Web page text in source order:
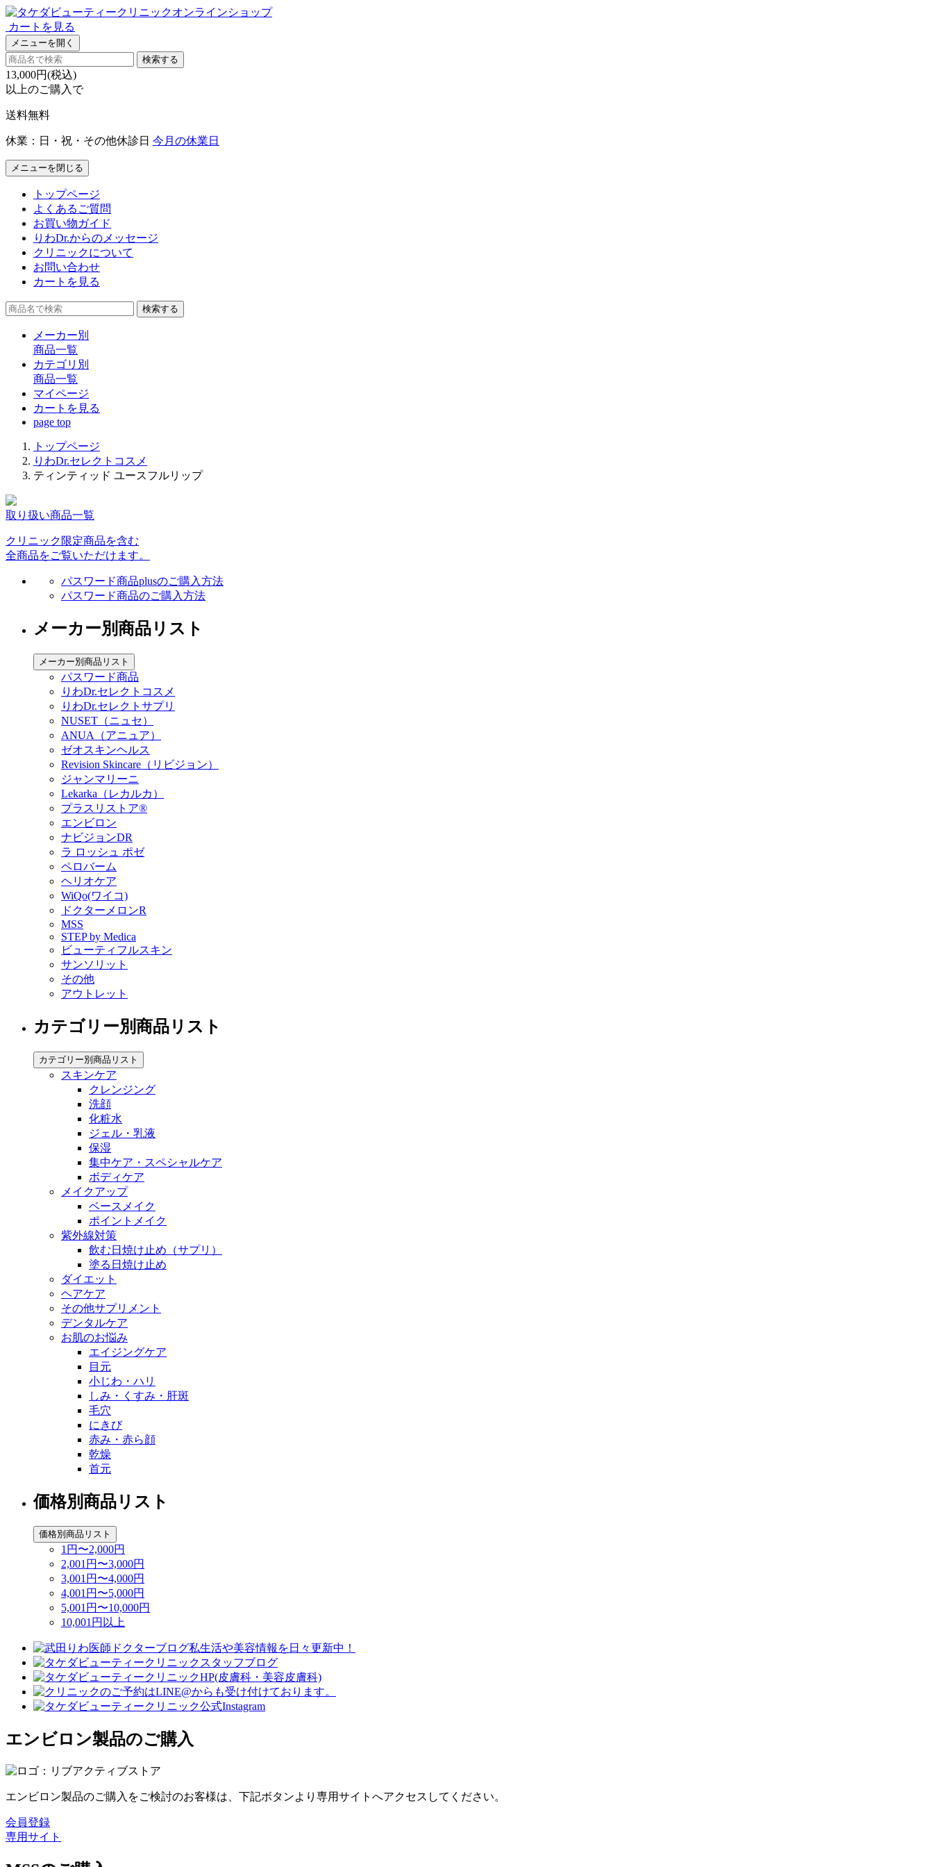
カートを見る
メニューを開く
検索する
13,000円(税込)
以上のご購入で
送料無料
休業：日・祝・その他休診日 今月の休業日
メニューを閉じる
トップページ
よくあるご質問
お買い物ガイド
りわDr.からのメッセージ
クリニックについて
お問い合わせ
カートを見る
検索する
メーカー別
商品一覧
カテゴリ別
商品一覧
マイページ
カート を見る
page top
トップページ
りわDr.セレクトコスメ
ティンティッド ユースフルリップ
取り扱い商品一覧
クリニック限定商品を含む
全商品をご覧いただけます。
パスワード商品plusのご購入方法
パスワード商品のご購入方法
メーカー別商品リスト
メーカー別商品リスト
パスワード商品
りわDr.セレクトコスメ
りわDr.セレクトサプリ
NUSET（ニュセ）
ANUA（アニュア）
ゼオスキンヘルス
Revision Skincare（リビジョン）
ジャンマリーニ
Lekarka（レカルカ）
プラスリストア®︎
エンビロン
ナビジョンDR
ラ ロッシュ ポゼ
ペロバーム
ヘリオケア
WiQo(ワイコ)
ドクターメロンR
MSS
STEP by Medica
ビューティフルスキン
サンソリット
その他
アウトレット
カテゴリー別商品リスト
カテゴリー別商品リスト
スキンケア
クレンジング
洗顔
化粧水
ジェル・乳液
保湿
集中ケア・スペシャルケア
ボディケア
メイクアップ
ベースメイク
ポイントメイク
紫外線対策
飲む日焼け止め（サプリ）
塗る日焼け止め
ダイエット
ヘアケア
その他サプリメント
デンタルケア
お肌のお悩み
エイジングケア
目元
小じわ・ハリ
しみ・くすみ・肝斑
毛穴
にきび
赤み・赤ら顔
乾燥
首元
価格別商品リスト
価格別商品リスト
1円〜2,000円
2,001円〜3,000円
3,001円〜4,000円
4,001円〜5,000円
5,001円〜10,000円
10,001円以上
エンビロン製品のご購入
エンビロン製品のご購入をご検討のお客様は、下記ボタンより専用サイトへアクセスしてください。
会員登録
専用サイト